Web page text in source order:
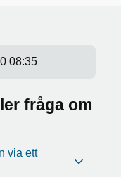
08:35
fråga om
via ett